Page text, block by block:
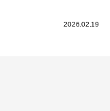
2026.02.19